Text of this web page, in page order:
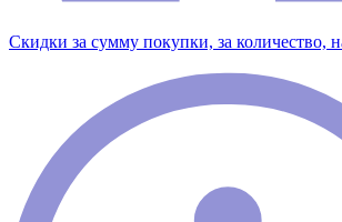
Скидки за сумму покупки, за количество,